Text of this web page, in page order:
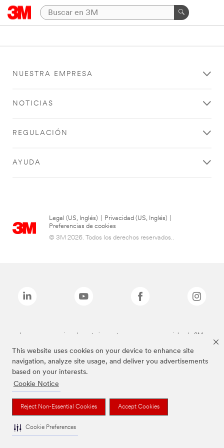
This website uses cookies on your device to enhance site
navigation, analyze site usage, and deliver you advertisements
based on your interests.
Cookie Notice
Reject Non-Essential Cookies Accept Cookies
Cookie Preferences
NUESTRA EMPRESA
NOTICIAS
REGULACIÓN
AYUDA
Legal (US, Inglés) Privacidad (US, Inglés)
Preferencias de cookies
© 3M 2026. Todos los derechos reservados..
Las marcas mencionadas anteriormente son marcas comerciales de 3M.